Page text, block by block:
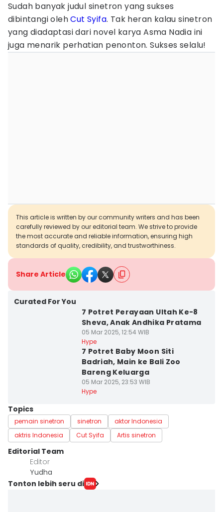
Sudah banyak judul sinetron yang sukses
dibintangi olehCut Syifa. Tak heran kalau sinetron
yang diadaptasi dari novel karya Asma Nadia ini
juga menarik perhatian penonton. Sukses selalu!
This article is written by our community writers and has been
carefully reviewed by our editorial team. We strive to provide
the most accurate and reliable information, ensuring high
standards of quality, credibility, and trustworthiness.
Share Article
Curated For You
7 Potret Perayaan Ultah Ke-8
Sheva, Anak Andhika Pratama
05 Mar 2025, 12:54 WIB
Hype
7 Potret Baby Moon Siti
Badriah, Main ke Bali Zoo
Bareng Keluarga
05 Mar 2025, 23:53 WIB
Hype
Topics
pemain sinetron sinetron
aktor Indonesia
aktris Indonesia
Cut Syifa Artis sinetron
Editorial Team
Editor
Yudha ‎
Tonton lebih seru di